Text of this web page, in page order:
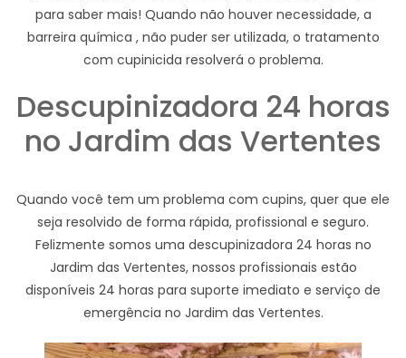
para saber mais! Quando não houver necessidade, a
barreira química , não puder ser utilizada, o tratamento
com cupinicida resolverá o problema.
Descupinizadora 24 horas
no Jardim das Vertentes
Quando você tem um problema com cupins, quer que ele
seja resolvido de forma rápida, profissional e seguro.
Felizmente somos uma descupinizadora 24 horas no
Jardim das Vertentes, nossos profissionais estão
disponíveis 24 horas para suporte imediato e serviço de
emergência no Jardim das Vertentes.